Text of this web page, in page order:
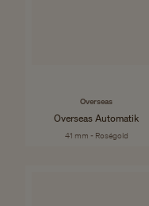
Overseas
Overseas Automatik
41 mm - Roségold